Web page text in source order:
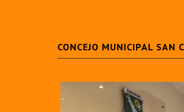
CONCEJO MUNICIPAL SAN